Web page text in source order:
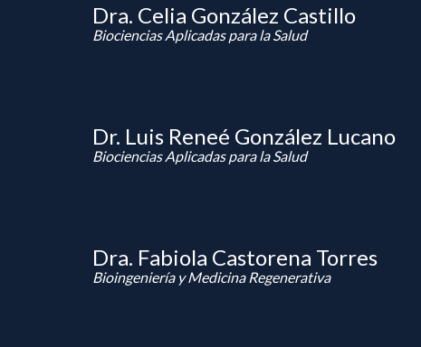
Dra. Celia González Castillo
Biociencias Aplicadas para la Salud
Dr. Luis Reneé González Lucano
Biociencias Aplicadas para la Salud
Dra. Fabiola Castorena Torres
Bioingeniería y Medicina Regenerativa